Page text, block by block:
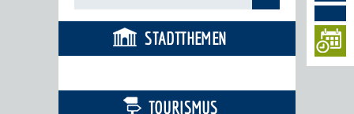
STADTTHEMEN
TOURISMUS